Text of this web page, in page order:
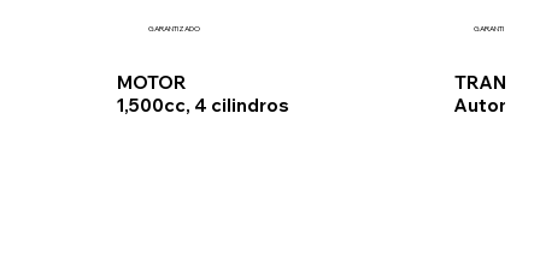
GARANTIZADO
MOTOR
1,500cc, 4 cilindros
GARANTIZADO